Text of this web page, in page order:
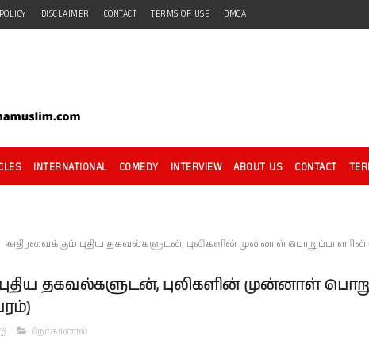
DISCLAIMER CONTACT TERMS OF USE DMCA
INTERNATIONAL COMEDY INTERVIEW ABOUT US CONTACT
அதிரவைக்கும் புதிய தகவல்களுடன், புலிகளின் முன்னாள் பொறுப்பாளரின்
தகவல்களுடன், புலிகளின் முன்னாள்
நேர்காணல்